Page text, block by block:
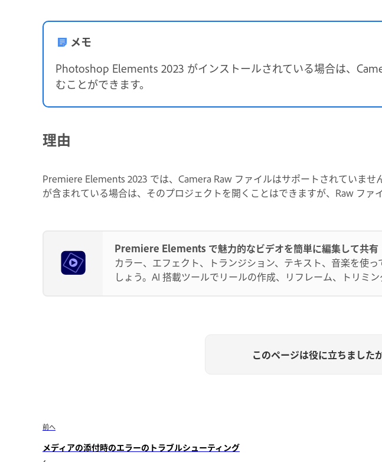
メモ
Photoshop Elements 2023 がインストールされている場合は、
むことができます。
理由
Premiere Elements 2023 では、Camera Raw ファイルはサポートされていま
が含まれている場合は、そのプロジェクトを開くことはできますが、Raw ファ
Premiere Elements で魅力的なビデオを簡単に編集して共有
カラー、エフェクト、トランジション、テキスト、音楽を使
しょう。AI 搭載ツールでリールの作成、リフレーム、トリミン
このページは役に立ちました
前へ
メディアの添付時のエラーのトラブルシューティング